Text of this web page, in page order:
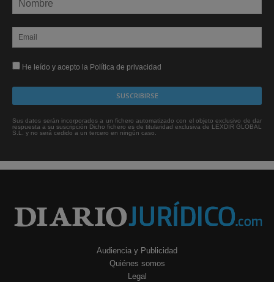
He leído y acepto la Política de privacidad
Sus datos serán incorporados a un fichero automatizado con el objeto exclusivo de dar
respuesta a su suscripción Dicho fichero es de titularidad exclusiva de LEXDIR GLOBAL
S.L. y no será cedido a un tercero en ningún caso.
Audiencia y Publicidad
Quiénes somos
Legal